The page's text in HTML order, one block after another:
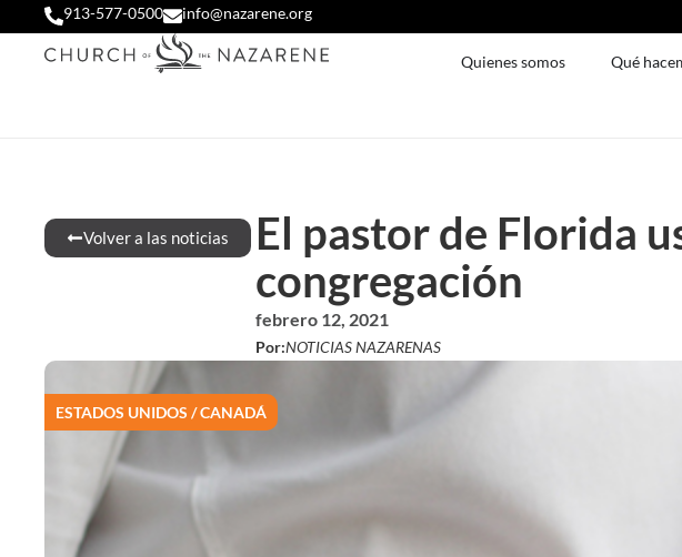
913-577-0500 info@nazarene.org
Quienes somos Qué
Volver a las noticias
El pastor de Florida
congregación
febrero 12, 2021
Por:NOTICIAS NAZARENAS
ESTADOS UNIDOS / CANADÁ